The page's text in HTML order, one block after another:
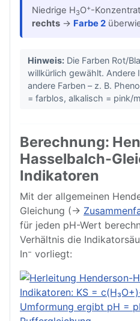
Niedrige H3O+-
rechts → Farbe 2
Hinweis:Die Farben Rot/
willkürlich gewählt. Andere
andere Farben – z. B.
= farblos, alkalisch = pink/
Berechnung:
Hasselbalch-
Indikatoren
Mit der allgemeinen
Gleichung (→
für jeden pH-Wert
Verhältnis die
In⁻ vorliegt: